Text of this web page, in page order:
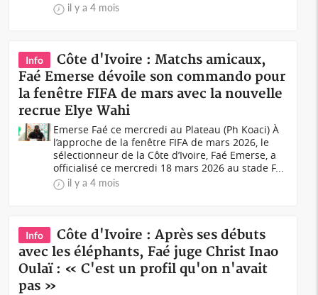
il y a 4 mois
Info
Côte d'Ivoire : Matchs amicaux,
Faé Emerse dévoile son commando pour
la fenêtre FIFA de mars avec la nouvelle
recrue Elye Wahi
Emerse Faé ce mercredi au Plateau (Ph Koaci) À
l’approche de la fenêtre FIFA de mars 2026, le
sélectionneur de la Côte d’Ivoire, Faé Emerse, a
officialisé ce mercredi 18 mars 2026 au stade F...
il y a 4 mois
Info
Côte d'Ivoire : Après ses débuts
avec les éléphants, Faé juge Christ Inao
Oulaï : « C'est un profil qu'on n'avait
pas »